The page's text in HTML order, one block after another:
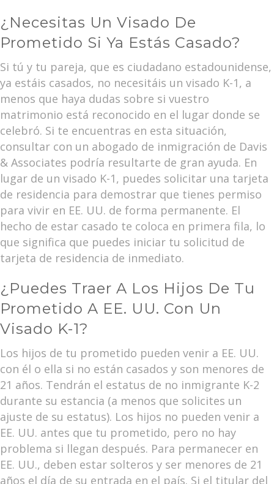
¿Necesitas Un Visado De
Prometido Si Ya Estás Casado?
Si tú y tu pareja, que es ciudadano estadounidense,
ya estáis casados, no necesitáis un visado K-1, a
menos que haya dudas sobre si vuestro
matrimonio está reconocido en el lugar donde se
celebró. Si te encuentras en esta situación,
consultar con un abogado de inmigración de Davis
& Associates podría resultarte de gran ayuda. En
lugar de un visado K-1, puedes solicitar una tarjeta
de residencia para demostrar que tienes permiso
para vivir en EE. UU. de forma permanente. El
hecho de estar casado te coloca en primera fila, lo
que significa que puedes iniciar tu solicitud de
tarjeta de residencia de inmediato.
¿Puedes Traer A Los Hijos De Tu
Prometido A EE. UU. Con Un
Visado K-1?
Los hijos de tu prometido pueden venir a EE. UU.
con él o ella si no están casados y son menores de
21 años. Tendrán el estatus de no inmigrante K-2
durante su estancia (a menos que solicites un
ajuste de su estatus). Los hijos no pueden venir a
EE. UU. antes que tu prometido, pero no hay
problema si llegan después. Para permanecer en
EE. UU., deben estar solteros y ser menores de 21
años el día de su entrada en el país. Si el titular del